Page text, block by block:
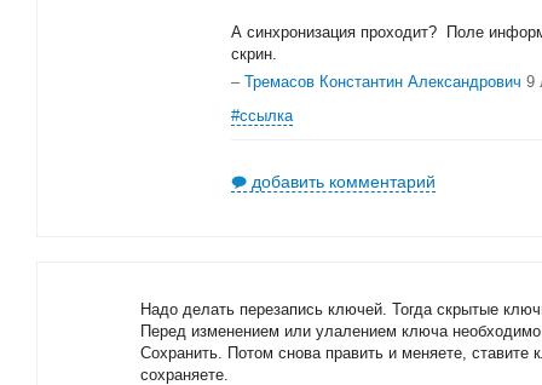
А синхронизация проходит? Поле
скрин.
– Тремасов Константин Александрович 9
#ссылка
добавить комментарий
Надо делать перезапись ключей. Тогда скрытые
Перед изменением или улалением ключа
Сохранить. Потом снова править и меняете, ставите
сохраняете.